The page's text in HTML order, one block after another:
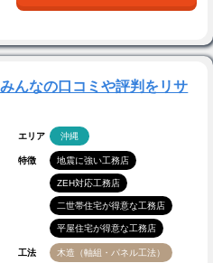
んなの口コミや評判をリサ
エリア 沖縄
特徴 地震に強い工務店
ZEH対応工務店
二世帯住宅が得意な工務店
平屋住宅が得意な工務店
工法 木造（軸組・パネル工法）